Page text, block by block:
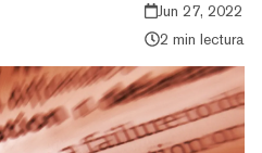
Jun 27, 2022
2 min lectura